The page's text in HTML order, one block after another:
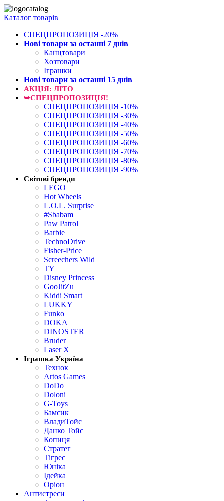
Каталог товарів
СПЕЦПРОПОЗИЦІЯ -20%
Нові товари за останнi 7 днiв
Канцтовари
Хозтовари
Іграшки
Нові товари за останнi 15 днiв
АКЦІЯ: ЛІТО
➥СПЕЦПРОПОЗИЦІЯ!
СПЕЦПРОПОЗИЦІЯ -10%
СПЕЦПРОПОЗИЦІЯ -30%
СПЕЦПРОПОЗИЦІЯ -40%
СПЕЦПРОПОЗИЦІЯ -50%
СПЕЦПРОПОЗИЦІЯ -60%
СПЕЦПРОПОЗИЦІЯ -70%
СПЕЦПРОПОЗИЦІЯ -80%
СПЕЦПРОПОЗИЦІЯ -90%
Світові бренди
LEGO
Hot Wheels
L.O.L. Surprise
#Sbabam
Paw Patrol
Barbie
TechnoDrive
Fisher-Price
Screechers Wild
TY
Disney Princess
GooJitZu
Kiddi Smart
LUKKY
Funko
DOKA
DINOSTER
Bruder
Laser X
Іграшка Україна
Технок
Artos Games
DoDo
Doloni
G-Toys
Бамсик
ВладиТойс
Данко Тойс
Копиця
Стратег
Тігрес
Юніка
Ідейка
Оріон
Антистреси